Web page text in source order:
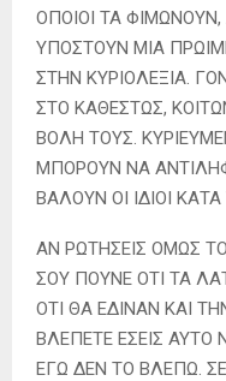
ΟΠΟΙΟΙ ΤΑ
ΥΠΟΣΤΟΥΝ ΜΙΑ
ΣΤΗΝ ΚΥΡΙΟΛΕΞΙΑ.
ΣΤΟ ΚΑΘΕΣΤΩΣ,
ΒΟΛΗ ΤΟΥΣ.
ΜΠΟΡΟΥΝ ΝΑ
ΒΑΛΟΥΝ ΟΙ ΙΔΙΟΙ
ΑΝ ΡΩΤΗΣΕΙΣ ΟΜΩΣ
ΣΟΥ ΠΟΥΝΕ ΟΤΙ ΤΑ
ΟΤΙ ΘΑ ΕΔΙΝΑΝ ΚΑΙ
ΒΛΕΠΕΤΕ ΕΣΕΙΣ ΑΥΤΟ
ΕΓΩ ΔΕΝ ΤΟ ΒΛΕΠΩ.